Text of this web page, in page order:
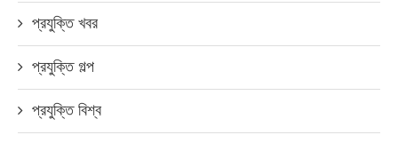
প্রযুক্তি খবর
প্রযুক্তি গল্প
প্রযুক্তি বিশ্ব